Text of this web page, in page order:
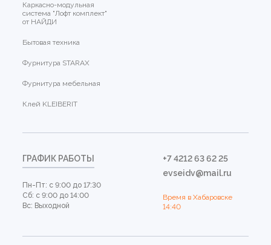
Каркасно-модульная
система "Лофт комплект"
от НАЙДИ
Бытовая техника
Фурнитура STARAX
Фурнитура мебельная
Клей KLEIBERIT
ГРАФИК РАБОТЫ
Пн-Пт: с 9:00 до 17:30
Сб: с 9:00 до 14:00
Вс: Выходной
+7 4212 63 62 25
evseidv@mail.ru
Время в Хабаровске
14:40